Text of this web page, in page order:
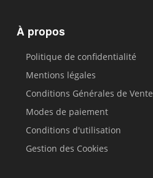
À propos
Politique de confidentialité
Mentions légales
Conditions Générales de Vente
Modes de paiement
Conditions d'utilisation
Gestion des Cookies